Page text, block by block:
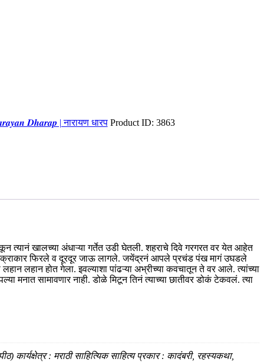
𝑫𝒉𝒂𝒓𝒂𝒑 | नारायण धारप Product ID: 3863
त्यानं खालच्या अंधाऱ्या गर्तेत उडी घेतली. शहराचे दिवे गरगरत वर येत आहेत
चक्राकार फिरले व दूरदूर जाऊ लागले. जयेंद्रनं आपले प्रचंड पंख मागं उघडले
लहान होत गेला. इवल्याशा पांढऱ्या अभ्रीच्या कवचातून ते वर आले. त्यांच्या
मनात सामावणार नाही. डोळे मिटून तिनं त्याच्या छातीवर डोकं टेकवलं. त्या
: मराठी साहित्यिक साहित्य प्रकार : कादंबरी, रहस्यकथा,